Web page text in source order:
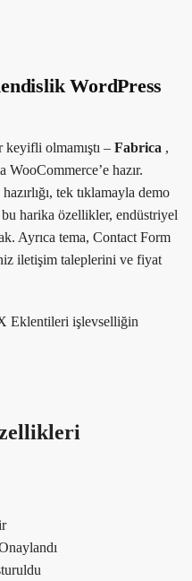
WordPress
keyifli olmamıştı – Fabrica ,
WooCommerce’e hazır.
hazırlığı, tek tıklamayla demo
harika özellikler, endüstriyel
Ayrıca tema, Contact Form
iletişim taleplerini ve fiyat
Eklentileri işlevselliğin